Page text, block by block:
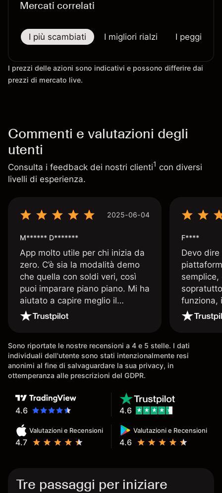
Mercati correlati
I più scambiati I migliori rialzi I peggiori
I prezzi delle azioni sono indicativi e possono differire dai
prezzi di mercato live.
Commenti e valutazioni degli
utenti
Consulta i feedback dei nostri clienti1 con diversi
livelli di esperienza.
2025-06-04
M****** D*******
App molto utile per chi inizia da
zero. C’è sia la modalità demo
che quella con soldi veri, così
puoi imparare piano piano. Mi ha
aiutato a capire meglio il
trading. La consiglio a chi parte
senza esperienza.
F****
Devo
funziona,
Davide e'
spiega
Sono riportate le nostre recensioni a 4 e 5 stelle. I dati
individuali dell'utente sono stati intenzionalmente resi
anonimi al fine di salvaguardare la sua privacy, in
ottemperanza alle prescrizioni del GDPR.
4.6
Valutazioni e Recensioni
4.7
Valutazioni e Recensioni
4.6
4.6
Tre passaggi per iniziare